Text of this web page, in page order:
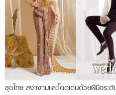
ชุดไทย สง่างามและโดดเด่นด้วยฝีมือระ